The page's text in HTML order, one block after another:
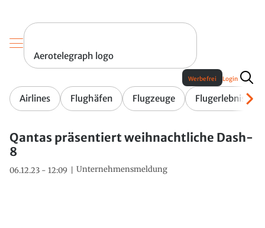
Aerotelegraph logo
Airlines Flughäfen Flugzeuge Flugerlebnis
Werbefrei Login
Qantas präsentiert weihnachtliche Dash-
8
06.12.23 - 12:09 Unternehmensmeldung